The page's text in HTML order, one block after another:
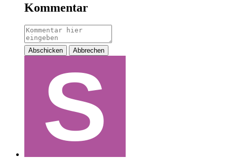
Kommentar
Abschicken Abbrechen